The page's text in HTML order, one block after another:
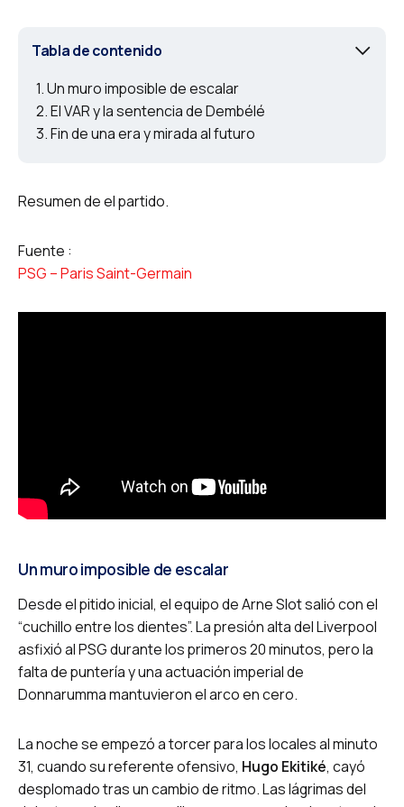
Tabla de contenido
Un muro imposible de escalar
El VAR y la sentencia de Dembélé
Fin de una era y mirada al futuro
Resumen de el partido.
Fuente :
PSG – Paris Saint-Germain
Un muro imposible de escalar
Desde el pitido inicial, el equipo de Arne Slot salió con el
“cuchillo entre los dientes”. La presión alta del Liverpool
asfixió al PSG durante los primeros 20 minutos, pero la
falta de puntería y una actuación imperial de
Donnarumma mantuvieron el arco en cero.
La noche se empezó a torcer para los locales al minuto
31, cuando su referente ofensivo, Hugo Ekitiké, cayó
desplomado tras un cambio de ritmo. Las lágrimas del